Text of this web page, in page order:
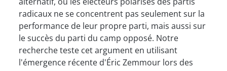
radicaux ne se concentrent pas seulement sur la
performance de leur propre parti, mais aussi sur
le succès du parti du camp opposé. Notre
recherche teste cet argument en utilisant
l'émergence récente d'Éric Zemmour lors des